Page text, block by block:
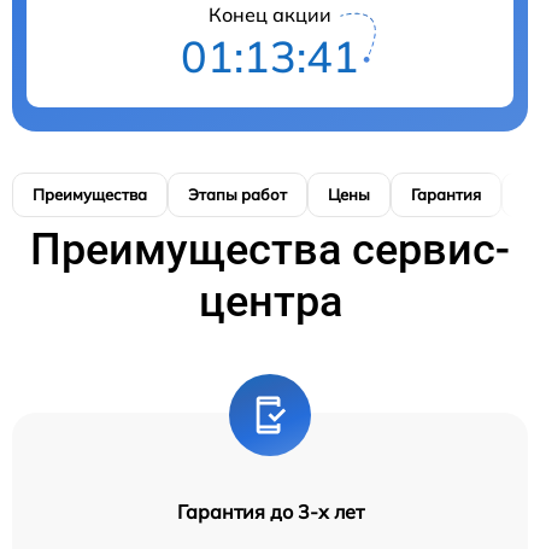
Конец акции
01:13:40
Преимущества Этапы работ Цены Гарантия
Преимущества сервис-
центра
Гарантия до 3-х лет